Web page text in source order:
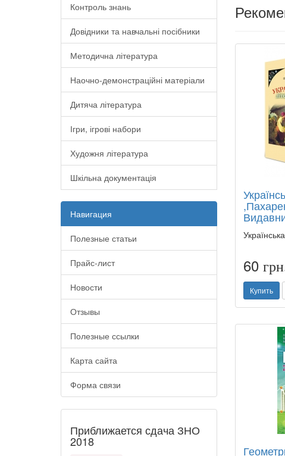
Контроль знань
Довідники та навчальні посібники
Методична література
Наочно-демонстраційні матеріали
Дитяча література
Ігри, ігрові набори
Художня література
Шкільна документація
Навигация
Полезные статьи
Прайс-лист
Новости
Отзывы
Полезные ссылки
Карта сайта
Форма связи
Приближается сдача ЗНО
2018
60
Купить